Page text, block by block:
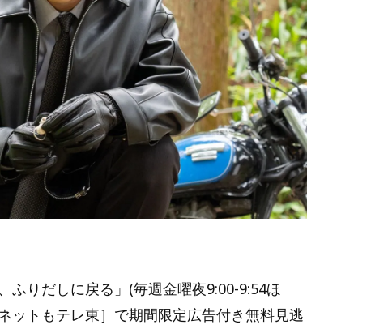
ふりだしに戻る」(毎週金曜夜9:00-9:54ほ
ットもテレ東］で期間限定広告付き無料見逃